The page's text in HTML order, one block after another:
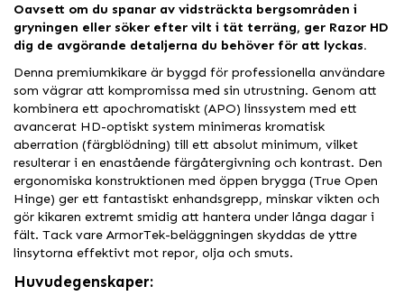
Oavsett om du spanar av vidsträckta bergsområden i
gryningen eller söker efter vilt i tät terräng, ger Razor HD
dig de avgörande detaljerna du behöver för att lyckas.
Denna premiumkikare är byggd för professionella användare
som vägrar att kompromissa med sin utrustning. Genom att
kombinera ett apochromatiskt (APO) linssystem med ett
avancerat HD-optiskt system minimeras kromatisk
aberration (färgblödning) till ett absolut minimum, vilket
resulterar i en enastående färgåtergivning och kontrast. Den
ergonomiska konstruktionen med öppen brygga (True Open
Hinge) ger ett fantastiskt enhandsgrepp, minskar vikten och
gör kikaren extremt smidig att hantera under långa dagar i
fält. Tack vare ArmorTek-beläggningen skyddas de yttre
linsytorna effektivt mot repor, olja och smuts.
Huvudegenskaper: